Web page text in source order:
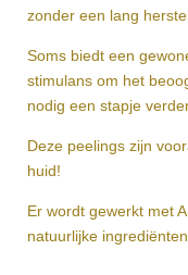
zonder een lang
Soms biedt een
stimulans om het
nodig een stapje
Deze peelings zijn
huid!
Er wordt gewerkt met
natuurlijke